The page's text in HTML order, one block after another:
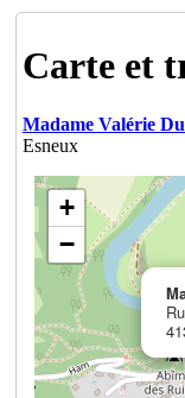
Carte et
Madame Valérie
Esneux
+
−